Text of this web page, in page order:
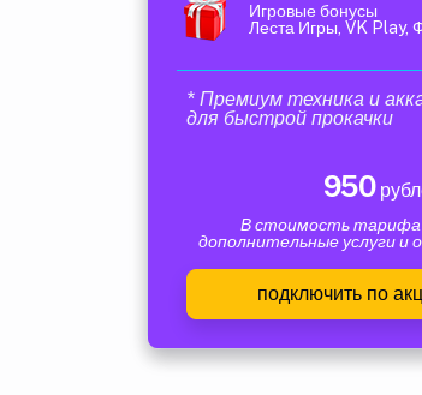
Игровые бонусы
Леста Игры, VK Play,
* Премиум техника и
для быстрой прокачки
950
В стоимость тарифа
дополнительные услуги и
подключить по